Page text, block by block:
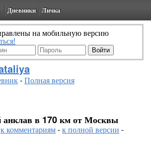
Дневники Личка
на мобильную версию
-Полная версия
анклав в 170 км от Москвы
к комментариям-к полной версии -